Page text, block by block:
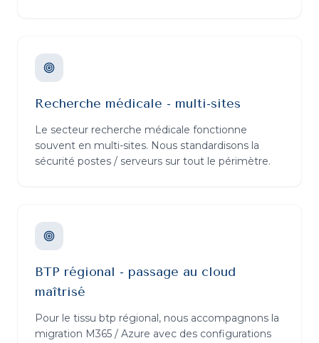
Recherche médicale - multi-sites
Le secteur recherche médicale fonctionne
souvent en multi-sites. Nous standardisons la
sécurité postes / serveurs sur tout le périmètre.
BTP régional - passage au cloud
maîtrisé
Pour le tissu btp régional, nous accompagnons la
migration M365 / Azure avec des configurations